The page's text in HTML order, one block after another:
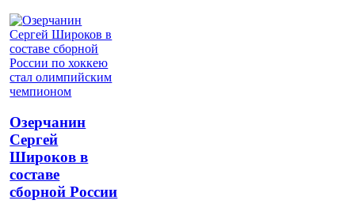
Озерчанин
Сергей
Широков в
составе
сборной России